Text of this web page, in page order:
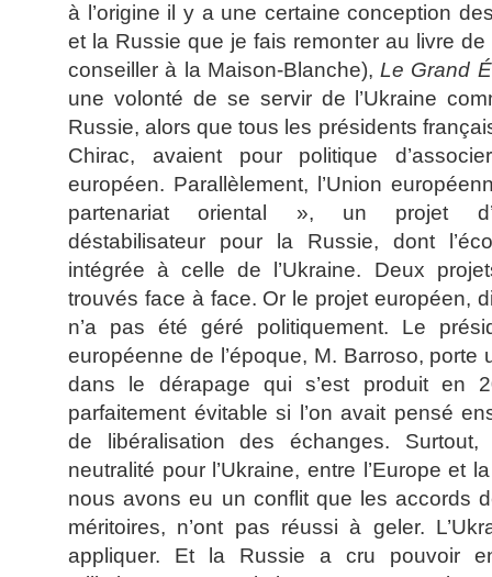
à l’origine il y a une certaine conception
et la Russie que je fais remonter au livre
conseiller à la Maison-Blanche),Le Grand
une volonté de se servir de l’Ukraine
Russie, alors que tous les présidents
Chirac, avaient pour politique
européen. Parallèlement, l’Union
partenariat oriental », un projet
déstabilisateur pour la Russie, dont
intégrée à celle de l’Ukraine. Deux
trouvés face à face. Or le projet européen,
n’a pas été géré politiquement. Le
européenne de l’époque, M. Barroso, porte
dans le dérapage qui s’est produit en
parfaitement évitable si l’on avait pensé
de libéralisation des échanges.
neutralité pour l’Ukraine, entre l’Europe et
nous avons eu un conflit que les accords
méritoires, n’ont pas réussi à geler.
appliquer. Et la Russie a cru pouvoir